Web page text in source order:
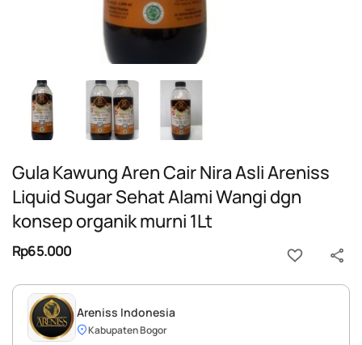
Gula Kawung Aren Cair Nira Asli Areniss
Liquid Sugar Sehat Alami Wangi dgn
konsep organik murni 1Lt
Rp65.000
Areniss Indonesia
Kabupaten Bogor